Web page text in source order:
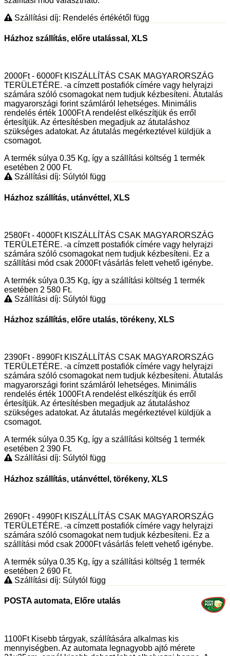
Szállítási díj: Rendelés értékétől függ
Házhoz szállítás, előre utalással, XLS
2000Ft - 6000Ft KISZÁLLÍTÁS CSAK MAGYARORSZÁG
TERÜLETÉRE. -a címzett postafiók címére vagy helyrajzi
számára szóló csomagokat nem tudjuk kézbesíteni. Átutalás
magyarországi forint számláról lehetséges. Minimális
rendelés érték 1000Ft A rendelést elkészítjük és erről
értesítjük. Az értesítésben megadjuk az átutaláshoz
szükséges adatokat. Az átutalás megérkeztével küldjük a
csomagot.
A termék súlya 0.35 Kg, így a szállítási költség 1 termék
esetében 2 000 Ft.
Szállítási díj: Súlytól függ
Házhoz szállítás, utánvéttel, XLS
2580Ft - 4000Ft KISZÁLLÍTÁS CSAK MAGYARORSZÁG
TERÜLETÉRE. -a címzett postafiók címére vagy helyrajzi
számára szóló csomagokat nem tudjuk kézbesíteni. Ez a
szállítási mód csak 2000Ft vásárlás felett vehető igénybe.
A termék súlya 0.35 Kg, így a szállítási költség 1 termék
esetében 2 580 Ft.
Szállítási díj: Súlytól függ
Házhoz szállítás, előre utalás, törékeny, XLS
2390Ft - 8990Ft KISZÁLLÍTÁS CSAK MAGYARORSZÁG
TERÜLETÉRE. -a címzett postafiók címére vagy helyrajzi
számára szóló csomagokat nem tudjuk kézbesíteni. Átutalás
magyarországi forint számláról lehetséges. Minimális
rendelés érték 1000Ft A rendelést elkészítjük és erről
értesítjük. Az értesítésben megadjuk az átutaláshoz
szükséges adatokat. Az átutalás megérkeztével küldjük a
csomagot.
A termék súlya 0.35 Kg, így a szállítási költség 1 termék
esetében 2 390 Ft.
Szállítási díj: Súlytól függ
Házhoz szállítás, utánvéttel, törékeny, XLS
2690Ft - 4990Ft KISZÁLLÍTÁS CSAK MAGYARORSZÁG
TERÜLETÉRE. -a címzett postafiók címére vagy helyrajzi
számára szóló csomagokat nem tudjuk kézbesíteni. Ez a
szállítási mód csak 2000Ft vásárlás felett vehető igénybe.
A termék súlya 0.35 Kg, így a szállítási költség 1 termék
esetében 2 690 Ft.
Szállítási díj: Súlytól függ
POSTA automata, Előre utalás
1100Ft Kisebb tárgyak, szállítására alkalmas kis
mennyiségben. Az automata legnagyobb ajtó mérete